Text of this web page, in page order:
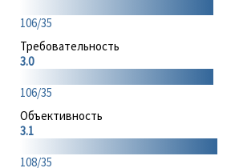
106/35
Требовательность
3.0
106/35
Объективность
3.1
108/35